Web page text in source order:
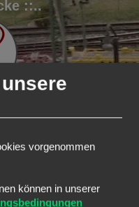
::..
vorgenommen
können in unserer